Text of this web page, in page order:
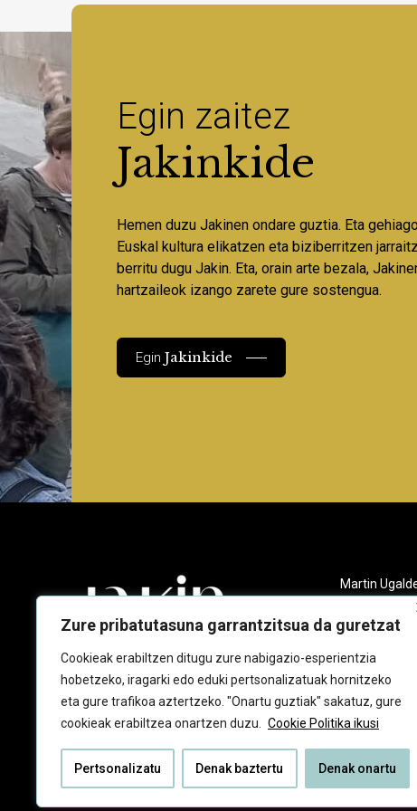
Zure pribatutasuna garrantzitsua da guretzat
Cookieak erabiltzen ditugu zure nabigazio-esperientzia
hobetzeko, iragarki edo eduki pertsonalizatuak hornitzeko
eta gure trafikoa aztertzeko. "Onartu guztiak" sakatuz, gure
cookieak erabiltzea onartzen duzu.
Cookie Politika ikusi
Pertsonalizatu Denak baztertu Denak onartu
Egin zaitez
Jakinkide
Hemen duzu Jakinen ondare guztia. Eta
Euskal kultura elikatzen eta biziberritzen
berritu dugu Jakin. Eta, orain arte bezala,
hartzaileok izango zarete gure sostengua.
EginJakinkide
Martin
Gudarien
20140
943 218 092